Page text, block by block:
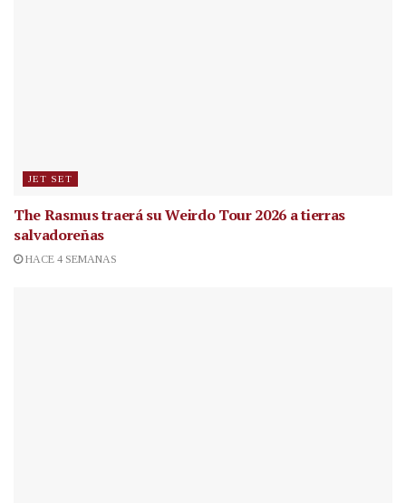
JET SET
The Rasmus traerá su Weirdo Tour 2026 a tierras
salvadoreñas
HACE 4 SEMANAS